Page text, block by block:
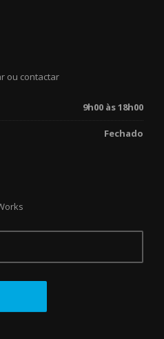
ou contactar
9h00 às 18h00
Fechado